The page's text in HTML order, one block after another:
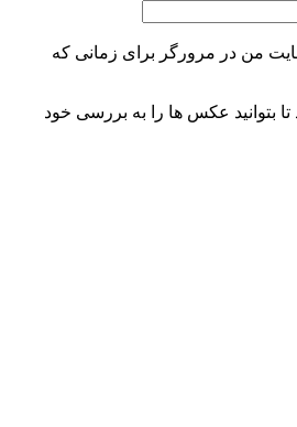
من در مرورگر برای زمانی که
بتوانید عکس ها را به بررسی خود